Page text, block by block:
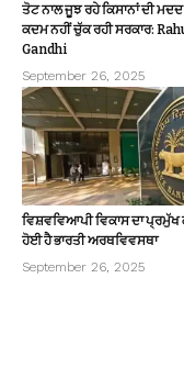
ਤੋਟ ਨਾਲ ਜੂਝ ਰਹੇ ਕਿਸਾਨਾਂ ਦੀ
ਕਦਮ ਨਹੀਂ ਚੁੱਕ ਰਹੀ ਸਰਕਾਰ:
Gandhi
September 26, 2025
ਵਿਸ਼ਵਵਿਆਪੀ ਵਿਕਾਸ ਦਾ ਪ੍ਰਮੁੱਖ
ਹੋਈ ਹੈ ਭਾਰਤੀ ਅਰਥਵਿਵਸਥਾ
September 26, 2025